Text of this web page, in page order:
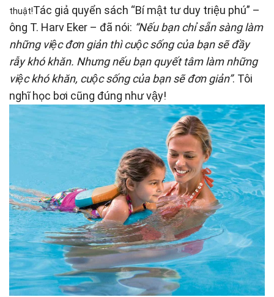
thuật!Tác giả quyển sách “Bí mật tư duy triệu phú” –
ông T. Harv Eker – đã nói: “Nếu bạn chỉ sẵn sàng làm
những việc đơn giản thì cuộc sống của bạn sẽ đầy
rẫy khó khăn. Nhưng nếu bạn quyết tâm làm những
việc khó khăn, cuộc sống của bạn sẽ đơn giản”. Tôi
nghĩ học bơi cũng đúng như vậy!